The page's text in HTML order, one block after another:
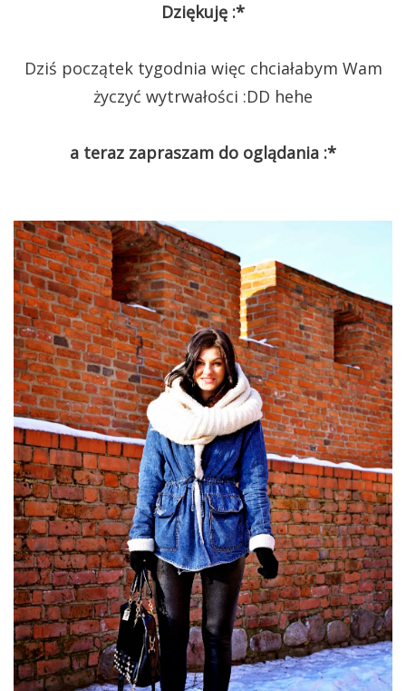
Dziękuję :*
Dziś początek tygodnia więc chciałabym Wam
życzyć wytrwałości :DD hehe
a teraz zapraszam do oglądania :*